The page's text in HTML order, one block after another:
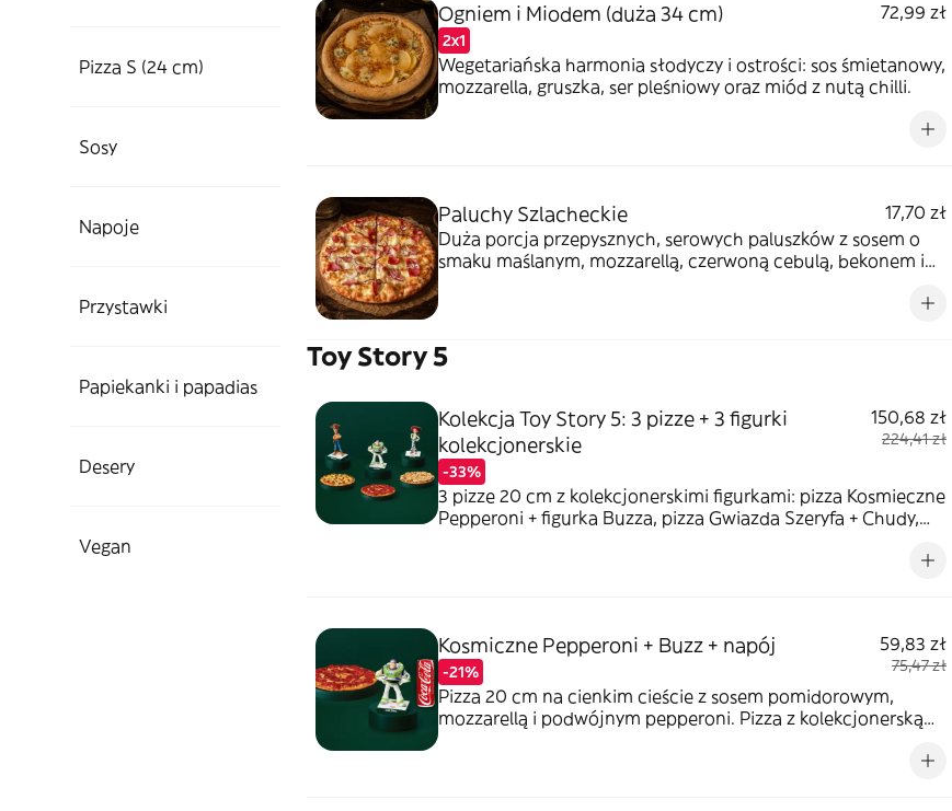
Pizza S (24 cm)
Sosy
Napoje
Przystawki
Papiekanki i papadias
Desery
Vegan
Ogniem i Miodem (duża 34 cm)
2x1
72,99 zł
Wegetariańska harmonia słodyczy i ostrości: sos śmietanowy,
mozzarella, gruszka, ser pleśniowy oraz miód z nutą chilli.
Paluchy Szlacheckie
17,70 zł
Duża porcja przepysznych, serowych paluszków z sosem o
smaku maślanym, mozzarellą, czerwoną cebulą, bekonem i
Toy Story 5
Kolekcja Toy Story 5: 3 pizze + 3 figurki
kolekcjonerskie
-33%
150,68 zł
224,41 zł
3 pizze 20 cm z kolekcjonerskimi figurkami: pizza Kosmieczne
Pepperoni + figurka Buzza, pizza Gwiazda Szeryfa + Chudy,
Kosmiczne Pepperoni + Buzz + napój
-21%
59,83 zł
75,47 zł
Pizza 20 cm na cienkim cieście z sosem pomidorowym,
mozzarellą i podwójnym pepperoni. Pizza z kolekcjonerską